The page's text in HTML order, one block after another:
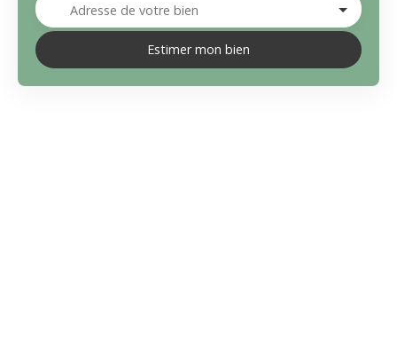
Adresse de votre bien
Estimer mon bien